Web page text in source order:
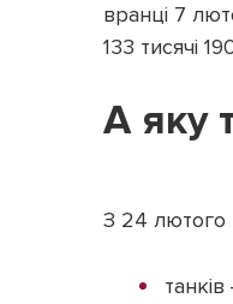
вранці 7
133 тисячі
А яку
З 24 лютого